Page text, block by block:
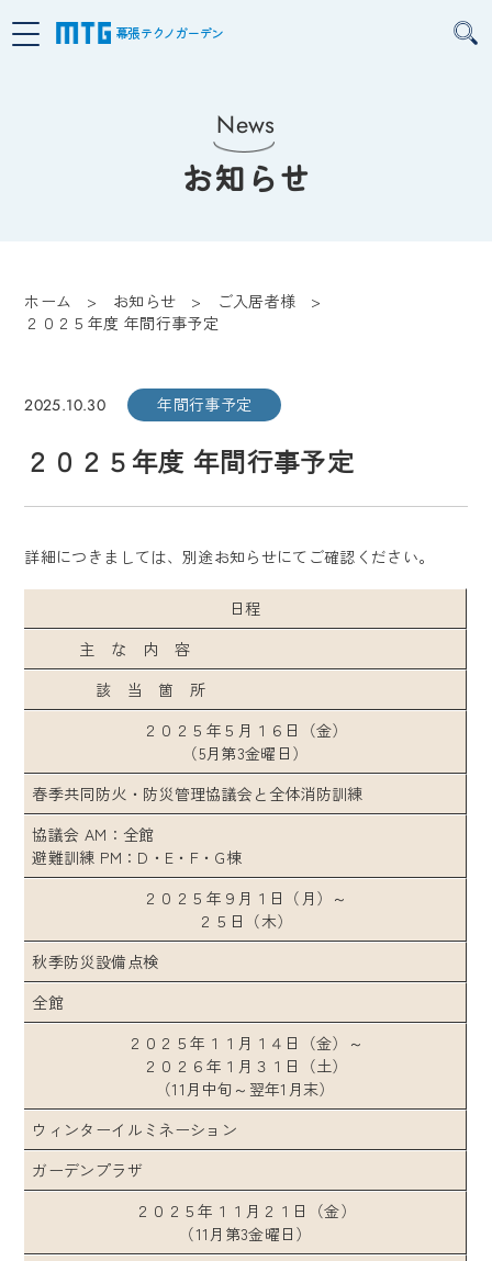
幕張テクノガーデン
News
お知らせ
ホーム お知らせ
ご入居者様
２０２５年度 年間行事予定
2025.10.30 年間行事予定
２０２５年度 年間行事予定
詳細につきましては、別途お知らせにてご確認ください。
日程
主 な 内 容
該 当 箇 所
２０２５年５月１６日（金）
（5月第3金曜日）
春季共同防火・防災管理協議会と全体消防訓練
協議会 AM：全館
避難訓練 PM：D・E・F・G棟
２０２５年９月１日（月）～
２５日（木）
秋季防災設備点検
全館
２０２５年１１月１４日（金）～
２０２６年１月３１日（土）
（11月中旬～翌年1月末）
ウィンターイルミネーション
ガーデンプラザ
２０２５年１１月２１日（金）
（11月第3金曜日）